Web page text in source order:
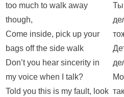
too much to walk away
though,
Come inside, pick up your
bags off the side walk
Don’t you hear sincerity in
my voice when I talk?
Told you this is my fault, look
Ты